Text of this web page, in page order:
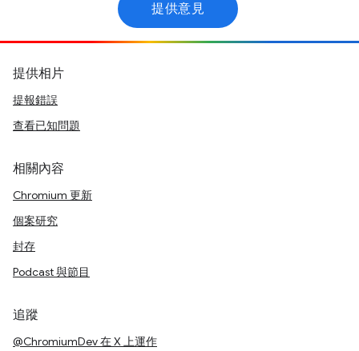
提供意見
提供相片
提報錯誤
查看已知問題
相關內容
Chromium 更新
個案研究
封存
Podcast 與節目
追蹤
@ChromiumDev 在 X 上運作